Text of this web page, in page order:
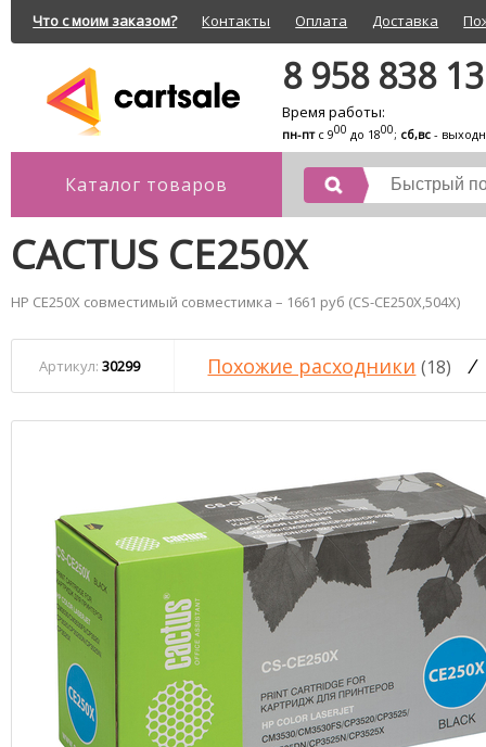
Что с моим заказом? Контакты Оплата Доставка
8 958 838
Время работы:
пн-птс 900 до 1800; сб,вс -
Каталог товаров
CACTUS CE250X
HP CE250X совместимый совместимка – 1661 руб (CS-CE250X,504X)
Артикул: 30299 Похожие расходники (18) /